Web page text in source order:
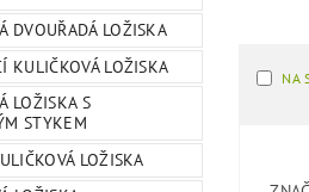
DVOUŘADÁ LOŽISKA
KULIČKOVÁ LOŽISKA
LOŽISKA S
STYKEM
LOŽISKA
NA